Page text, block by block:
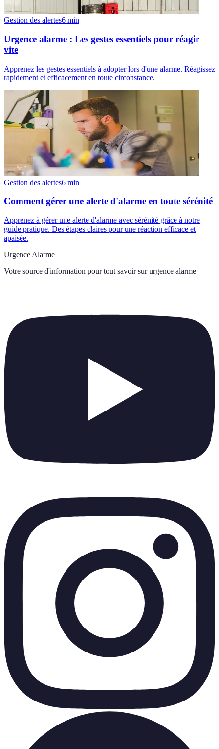
Gestion des alertes6 min
Urgence alarme : Les gestes essentiels pour réagir
vite
Apprenez les gestes essentiels à adopter lors d'une alarme. Réagissez
rapidement et efficacement en toute circonstance.
Gestion des alertes6 min
Comment gérer une alerte d'alarme en toute sérénité
Apprenez à gérer une alerte d'alarme avec sérénité grâce à notre
guide pratique. Des étapes claires pour une réaction efficace et
apaisée.
Urgence Alarme
Votre source d'information pour tout savoir sur urgence alarme.